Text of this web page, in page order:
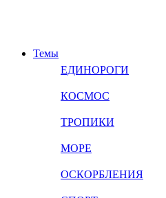
Темы
ЕДИНОРОГИ
КОСМОС
ТРОПИКИ
МОРЕ
ОСКОРБЛЕНИЯ